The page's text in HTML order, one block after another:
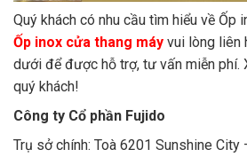
Quý khách có nhu cầu tìm hiểu về Ốp
Ốp inox cửa thang máy vui lòng liên
dưới để được hỗ trợ, tư vấn miễn phí.
quý khách!
Công ty Cổ phần Fujido
Trụ sở chính: Toà 6201 Sunshine City